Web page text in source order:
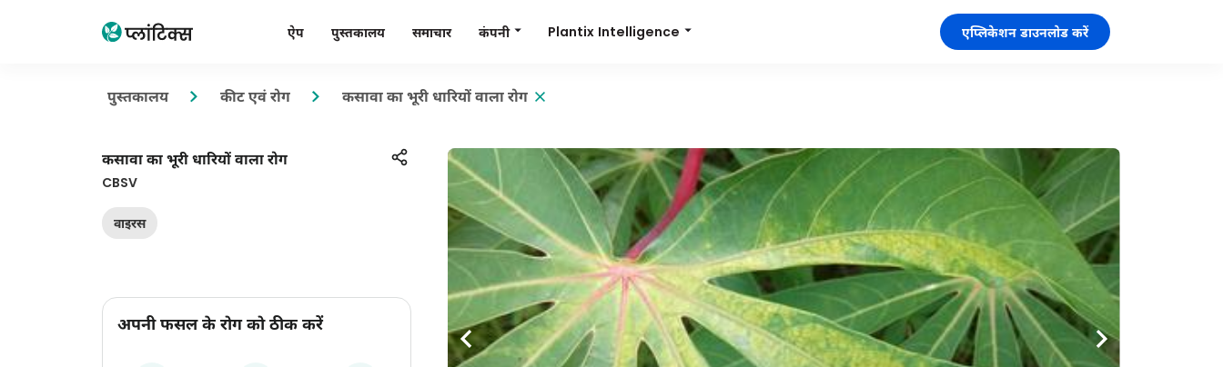
ऐप पुस्तकालय समाचार कंपनी Plantix Intelligence एप्लिकेशन डाउनलोड करें
पुस्तकालय कीट एवं रोग कसावा का भूरी धारियों वाला रोग
कसावा का भूरी धारियों वाला रोग
CBSV
वाइरस
अपनी फसल के रोग को ठीक करें